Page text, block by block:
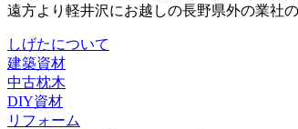
遠方より軽井沢にお越しの長野県外の業社
しげたについて
建築資材
中古枕木
DIY資材
リフォーム